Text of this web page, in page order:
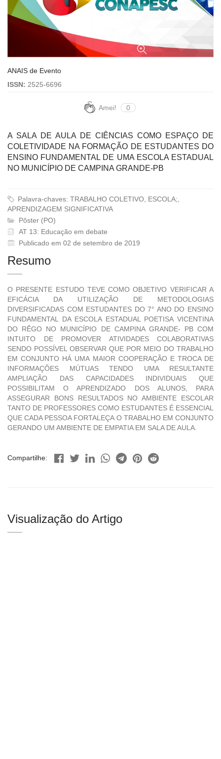
ANAIS de Evento
ISSN: 2525-6696
Amei! 0
A SALA DE AULA DE CIÊNCIAS COMO ESPAÇO DE
COLETIVIDADE NA FORMAÇÃO DE ESTUDANTES DO
ENSINO FUNDAMENTAL DE UMA ESCOLA ESTADUAL
NO MUNICÍPIO DE CAMPINA GRANDE-PB
Palavra-chaves: TRABALHO COLETIVO, ESCOLA;,
APRENDIZAGEM SIGNIFICATIVA
Pôster (PO)
AT 13: Educação em debate
Publicado em 02 de setembro de 2019
Resumo
O PRESENTE ESTUDO TEVE COMO OBJETIVO VERIFICAR A
EFICÁCIA DA UTILIZAÇÃO DE METODOLOGIAS
DIVERSIFICADAS COM ESTUDANTES DO 7° ANO DO ENSINO
FUNDAMENTAL DA ESCOLA ESTADUAL POETISA VICENTINA
DO RÊGO NO MUNICÍPIO DE CAMPINA GRANDE- PB COM
INTUITO DE PROMOVER ATIVIDADES COLABORATIVAS
SENDO POSSÍVEL OBSERVAR QUE POR MEIO DO TRABALHO
EM CONJUNTO HÁ UMA MAIOR COOPERAÇÃO E TROCA DE
INFORMAÇÕES MÚTUAS TENDO UMA RESULTANTE
AMPLIAÇÃO DAS CAPACIDADES INDIVIDUAIS QUE
POSSIBILITAM O APRENDIZADO DOS ALUNOS, PARA
ASSEGURAR BONS RESULTADOS NO AMBIENTE ESCOLAR
TANTO DE PROFESSORES COMO ESTUDANTES É ESSENCIAL
QUE CADA PESSOA FORTALEÇA O TRABALHO EM CONJUNTO
GERANDO UM AMBIENTE DE EMPATIA EM SALA DE AULA.
Compartilhe:
Visualização do Artigo